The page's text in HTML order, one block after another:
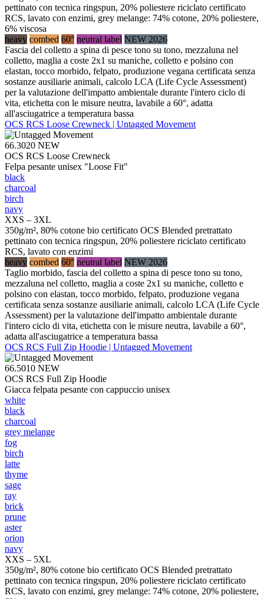
pettinato con tecnica ringspun, 20% poliestere riciclato certificato
RCS, lavato con enzimi, grey melange: 74% cotone, 20% poliestere,
6% viscosa
heavy combed 60° neutral label NEW 2026
Fascia del colletto a spina di pesce tono su tono, mezzaluna nel
colletto, maglia a coste 2x1 su maniche, colletto e polsino con
elastan, tocco morbido, felpato, produzione vegana certificata senza
sostanze ausiliarie animali, calcolo LCA (Life Cycle Assessment)
per la valutazione dell'impatto ambientale durante l'intero ciclo di
vita, etichetta con le misure neutra, lavabile a 60°, adatta
all'asciugatrice a temperatura bassa
OCS RCS Loose Crewneck | Untagged Movement
66.3020 NEW
OCS RCS Loose Crewneck
Felpa pesante unisex "Loose Fit"
black
charcoal
birch
navy
XXS – 3XL
350g/m², 80% cotone bio certificato OCS Blended pretrattato
pettinato con tecnica ringspun, 20% poliestere riciclato certificato
RCS, lavato con enzimi
heavy combed 60° neutral label NEW 2026
Taglio morbido, fascia del colletto a spina di pesce tono su tono,
mezzaluna nel colletto, maglia a coste 2x1 su maniche, colletto e
polsino con elastan, tocco morbido, felpato, produzione vegana
certificata senza sostanze ausiliarie animali, calcolo LCA (Life Cycle
Assessment) per la valutazione dell'impatto ambientale durante
l'intero ciclo di vita, etichetta con le misure neutra, lavabile a 60°,
adatta all'asciugatrice a temperatura bassa
OCS RCS Full Zip Hoodie | Untagged Movement
66.5010 NEW
OCS RCS Full Zip Hoodie
Giacca felpata pesante con cappuccio unisex
white
black
charcoal
grey melange
fog
birch
latte
thyme
sage
ray
brick
prune
aster
orion
navy
XXS – 5XL
350g/m², 80% cotone bio certificato OCS Blended pretrattato
pettinato con tecnica ringspun, 20% poliestere riciclato certificato
RCS, lavato con enzimi, grey melange: 74% cotone, 20% poliestere,